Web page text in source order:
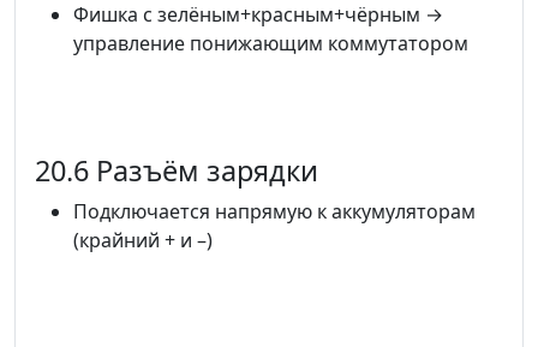
Фишка с зелёным+красным+чёрным →
управление понижающим коммутатором
20.6 Разъём зарядки
Подключается напрямую к аккумуляторам
(крайний + и –)